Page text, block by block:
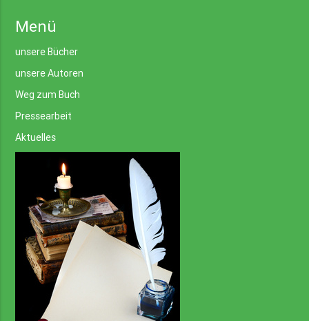
Menü
unsere Bücher
unsere Autoren
Weg zum Buch
Pressearbeit
Aktuelles